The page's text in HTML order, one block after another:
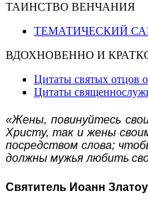
ТАИНСТВО ВЕНЧАНИЯ
ТЕМАТИЧЕСКИЙ
ВДОХНОВЕННО И
Цитаты святых отцов
Цитаты
«Жены, повинуйтесь
Христу, так и жены
посредством слова;
должны мужья любить
Святитель Иоанн